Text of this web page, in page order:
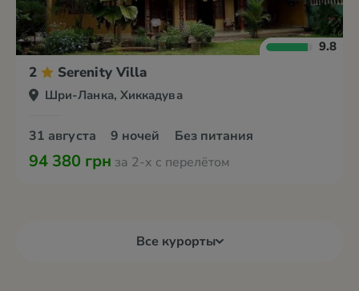
9.8
2 Serenity Villa
Шри-Ланка, Хиккадува
31 августа 9 ночей Без питания
94 380 грн за 2-х с перелётом
Все курорты